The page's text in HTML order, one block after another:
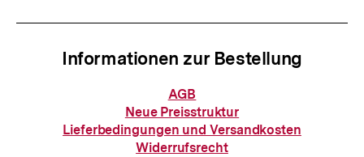
Informationen zur Bestellung
Informationen
zur
Bestellung
AGB
Neue Preisstruktur
Lieferbedingungen und Versandkosten
Widerrufsrecht